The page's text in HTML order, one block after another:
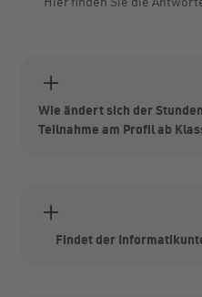
Hier finden Sie die
Wie ändert sich der
Teilnahme am Profil ab
den IPS-Schwerpunkt
Findet der